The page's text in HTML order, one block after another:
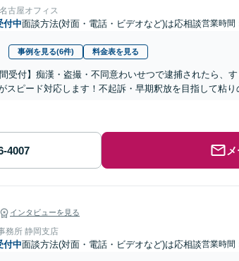
古屋オフィス
付中面談方法(対面・電話・ビデオなど)は応相談営業時間
事例を見る(6件) 料金表を見る
間受付】痴漢・盗撮・不同意わいせつで逮捕されたら、
スピード対応します！不起訴・早期釈放を目指して粘り
インタビューを見る
務所 静岡支店
付中面談方法(対面・電話・ビデオなど)は応相談営業時間